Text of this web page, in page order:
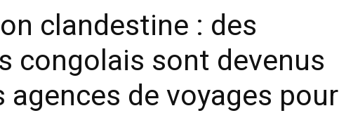
clandestine : des
congolais sont devenus
agences de voyages pour